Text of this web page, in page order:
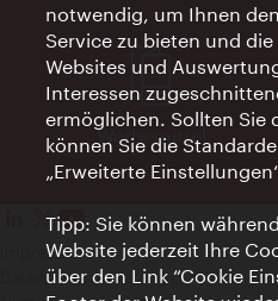
Werbemittel
Impressum
Datenschutzerklärung
notwendig, um Ihnen
Service zu bieten und
Websites und
Interessen
ermöglichen. Sollten Sie
können Sie die
„Erweiterte
Tipp: Sie können
Website jederzeit Ihre
über den Link “Cookie